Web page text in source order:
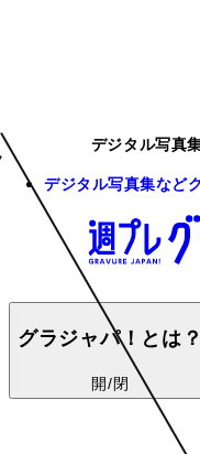
デジタル写真
デジタル写真集など
グラジャパ！とは？
開/閉